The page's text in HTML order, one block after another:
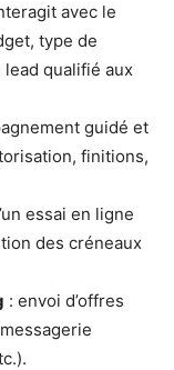
avec le
type de
qualifié aux
guidé et
finitions,
essai en ligne
des créneaux
: envoi d’offres